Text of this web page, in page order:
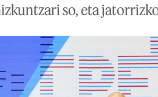
so, eta